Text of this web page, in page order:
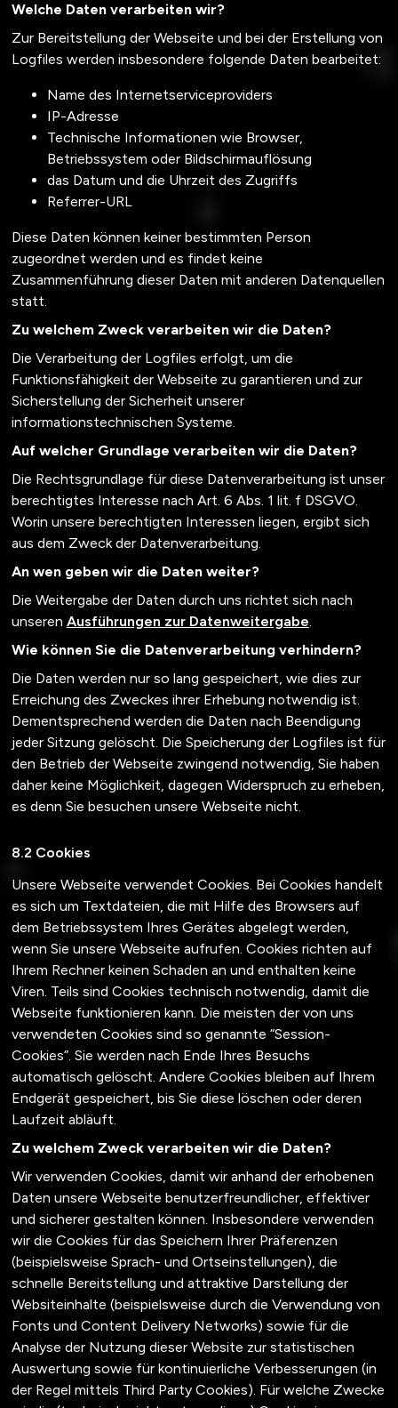
Welche Daten verarbeiten wir?
Zur Bereitstellung der Webseite und bei der Erstellung von
Logfiles werden insbesondere folgende Daten bearbeitet:
Name des Internetserviceproviders
IP-Adresse
Technische Informationen wie Browser,
Betriebssystem oder Bildschirmauflösung
das Datum und die Uhrzeit des Zugriffs
Referrer-URL
Diese Daten können keiner bestimmten Person
zugeordnet werden und es findet keine
Zusammenführung dieser Daten mit anderen Datenquellen
statt.
Zu welchem Zweck verarbeiten wir die Daten?
Die Verarbeitung der Logfiles erfolgt, um die
Funktionsfähigkeit der Webseite zu garantieren und zur
Sicherstellung der Sicherheit unserer
informationstechnischen Systeme.
Auf welcher Grundlage verarbeiten wir die Daten?
Die Rechtsgrundlage für diese Datenverarbeitung ist unser
berechtigtes Interesse nach Art. 6 Abs. 1 lit. f DSGVO.
Worin unsere berechtigten Interessen liegen, ergibt sich
aus dem Zweck der Datenverarbeitung.
An wen geben wir die Daten weiter?
Die Weitergabe der Daten durch uns richtet sich nach
unseren Ausführungen zur Datenweitergabe.
Wie können Sie die Datenverarbeitung verhindern?
Die Daten werden nur so lang gespeichert, wie dies zur
Erreichung des Zweckes ihrer Erhebung notwendig ist.
Dementsprechend werden die Daten nach Beendigung
jeder Sitzung gelöscht. Die Speicherung der Logfiles ist für
den Betrieb der Webseite zwingend notwendig, Sie haben
daher keine Möglichkeit, dagegen Widerspruch zu erheben,
es denn Sie besuchen unsere Webseite nicht.
Cookies
Unsere Webseite verwendet Cookies. Bei Cookies handelt
es sich um Textdateien, die mit Hilfe des Browsers auf
dem Betriebssystem Ihres Gerätes abgelegt werden,
wenn Sie unsere Webseite aufrufen. Cookies richten auf
Ihrem Rechner keinen Schaden an und enthalten keine
Viren. Teils sind Cookies technisch notwendig, damit die
Webseite funktionieren kann. Die meisten der von uns
verwendeten Cookies sind so genannte “Session-
Cookies”. Sie werden nach Ende Ihres Besuchs
automatisch gelöscht. Andere Cookies bleiben auf Ihrem
Endgerät gespeichert, bis Sie diese löschen oder deren
Laufzeit abläuft.
Zu welchem Zweck verarbeiten wir die Daten?
Wir verwenden Cookies, damit wir anhand der erhobenen
Daten unsere Webseite benutzerfreundlicher, effektiver
und sicherer gestalten können. Insbesondere verwenden
wir die Cookies für das Speichern Ihrer Präferenzen
(beispielsweise Sprach- und Ortseinstellungen), die
schnelle Bereitstellung und attraktive Darstellung der
Websiteinhalte (beispielsweise durch die Verwendung von
Fonts und Content Delivery Networks) sowie für die
Analyse der Nutzung dieser Website zur statistischen
Auswertung sowie für kontinuierliche Verbesserungen (in
der Regel mittels Third Party Cookies). Für welche Zwecke